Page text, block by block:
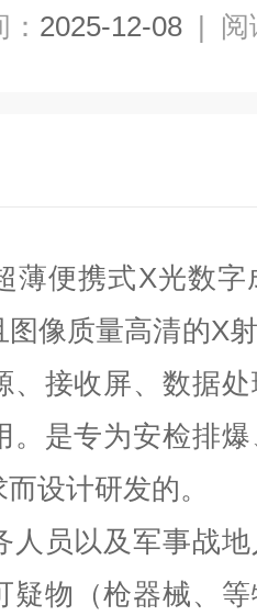
2025-12-08 | 阅
薄便携式X光数
像质量高清的X
、接收屏、数据
。是专为安检排
设计研发的。
人员以及军事战
疑物（枪器械、